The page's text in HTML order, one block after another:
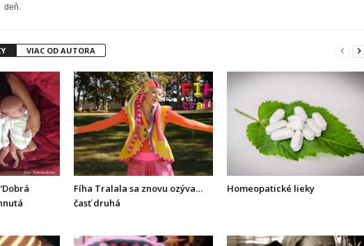
deň.
VIAC OD AUTORA
Fíha Tralala sa znovu ozýva…
časť druhá
Homeopatické lieky